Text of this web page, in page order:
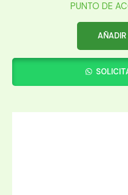
PUNTO DE